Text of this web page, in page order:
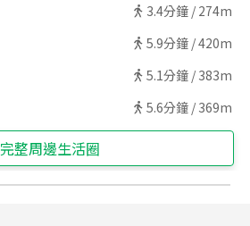
3.4分鐘 / 274m
5.9分鐘 /420m
5.1分鐘 / 383m
5.6分鐘 / 369m
完整周邊生活圈